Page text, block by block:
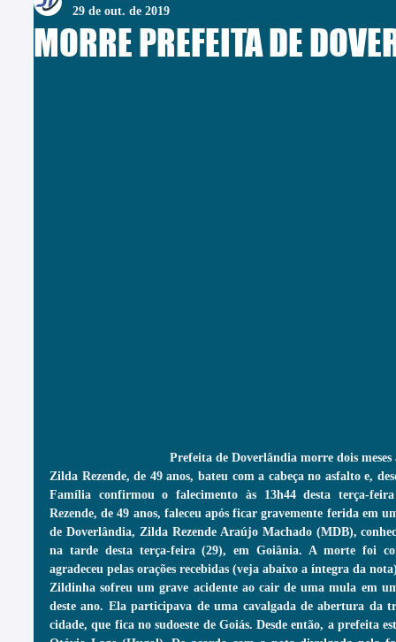
MORRE PREFEITA DE
29 de out. de 2019
Prefeita de Doverlândia morre dois
Zilda Rezende, de 49 anos, bateu com a cabeça no asfalto e,
Família confirmou o falecimento às 13h44 desta terça-
Rezende, de 49 anos, faleceu após ficar gravemente ferida em
de Doverlândia, Zilda Rezende Araújo Machado (MDB),
na tarde desta terça-feira (29), em Goiânia. A morte foi
agradeceu pelas orações recebidas (veja abaixo a íntegra da
Zildinha sofreu um grave acidente ao cair de uma mula em
deste ano. Ela participava de uma cavalgada de abertura da
cidade, que fica no sudoeste de Goiás. Desde então, a prefeita